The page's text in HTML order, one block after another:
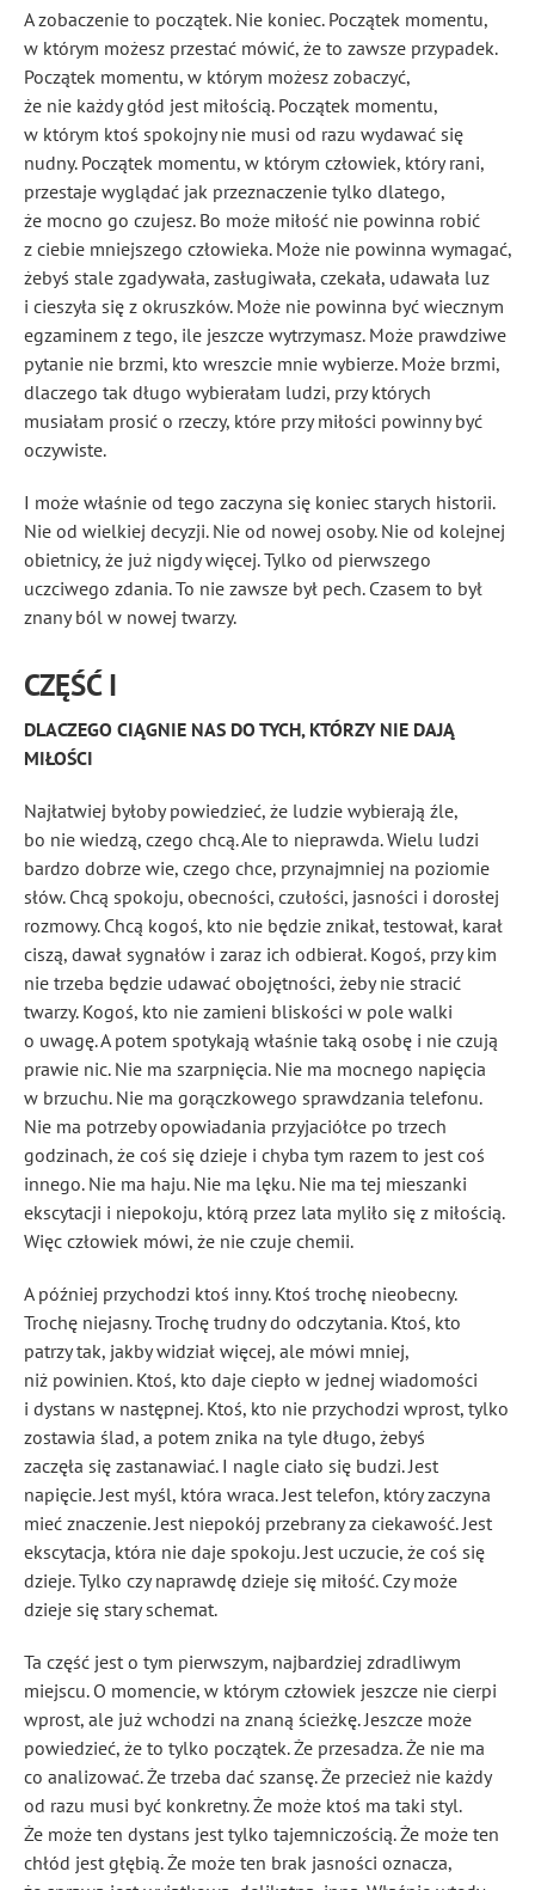
A zobaczenie to początek. Nie koniec. Początek momentu,
w którym możesz przestać mówić, że to zawsze przypadek.
Początek momentu, w którym możesz zobaczyć,
że nie każdy głód jest miłością. Początek momentu,
w którym ktoś spokojny nie musi od razu wydawać się
nudny. Początek momentu, w którym człowiek, który rani,
przestaje wyglądać jak przeznaczenie tylko dlatego,
że mocno go czujesz. Bo może miłość nie powinna robić
z ciebie mniejszego człowieka. Może nie powinna wymagać,
żebyś stale zgadywała, zasługiwała, czekała, udawała luz
i cieszyła się z okruszków. Może nie powinna być wiecznym
egzaminem z tego, ile jeszcze wytrzymasz. Może prawdziwe
pytanie nie brzmi, kto wreszcie mnie wybierze. Może brzmi,
dlaczego tak długo wybierałam ludzi, przy których
musiałam prosić o rzeczy, które przy miłości powinny być
oczywiste.
I może właśnie od tego zaczyna się koniec starych historii.
Nie od wielkiej decyzji. Nie od nowej osoby. Nie od kolejnej
obietnicy, że już nigdy więcej. Tylko od pierwszego
uczciwego zdania. To nie zawsze był pech. Czasem to był
znany ból w nowej twarzy.
CZĘŚĆ I
DLACZEGO CIĄGNIE NAS DO TYCH, KTÓRZY NIE DAJĄ
MIŁOŚCI
Najłatwiej byłoby powiedzieć, że ludzie wybierają źle,
bo nie wiedzą, czego chcą. Ale to nieprawda. Wielu ludzi
bardzo dobrze wie, czego chce, przynajmniej na poziomie
słów. Chcą spokoju, obecności, czułości, jasności i dorosłej
rozmowy. Chcą kogoś, kto nie będzie znikał, testował, karał
ciszą, dawał sygnałów i zaraz ich odbierał. Kogoś, przy kim
nie trzeba będzie udawać obojętności, żeby nie stracić
twarzy. Kogoś, kto nie zamieni bliskości w pole walki
o uwagę. A potem spotykają właśnie taką osobę i nie czują
prawie nic. Nie ma szarpnięcia. Nie ma mocnego napięcia
w brzuchu. Nie ma gorączkowego sprawdzania telefonu.
Nie ma potrzeby opowiadania przyjaciółce po trzech
godzinach, że coś się dzieje i chyba tym razem to jest coś
innego. Nie ma haju. Nie ma lęku. Nie ma tej mieszanki
ekscytacji i niepokoju, którą przez lata myliło się z miłością.
Więc człowiek mówi, że nie czuje chemii.
A później przychodzi ktoś inny. Ktoś trochę nieobecny.
Trochę niejasny. Trochę trudny do odczytania. Ktoś, kto
patrzy tak, jakby widział więcej, ale mówi mniej,
niż powinien. Ktoś, kto daje ciepło w jednej wiadomości
i dystans w następnej. Ktoś, kto nie przychodzi wprost, tylko
zostawia ślad, a potem znika na tyle długo, żebyś
zaczęła się zastanawiać. I nagle ciało się budzi. Jest
napięcie. Jest myśl, która wraca. Jest telefon, który zaczyna
mieć znaczenie. Jest niepokój przebrany za ciekawość. Jest
ekscytacja, która nie daje spokoju. Jest uczucie, że coś się
dzieje. Tylko czy naprawdę dzieje się miłość. Czy może
dzieje się stary schemat.
Ta część jest o tym pierwszym, najbardziej zdradliwym
miejscu. O momencie, w którym człowiek jeszcze nie cierpi
wprost, ale już wchodzi na znaną ścieżkę. Jeszcze może
powiedzieć, że to tylko początek. Że przesadza. Że nie ma
co analizować. Że trzeba dać szansę. Że przecież nie każdy
od razu musi być konkretny. Że może ktoś ma taki styl.
Że może ten dystans jest tylko tajemniczością. Że może ten
chłód jest głębią. Że może ten brak jasności oznacza,